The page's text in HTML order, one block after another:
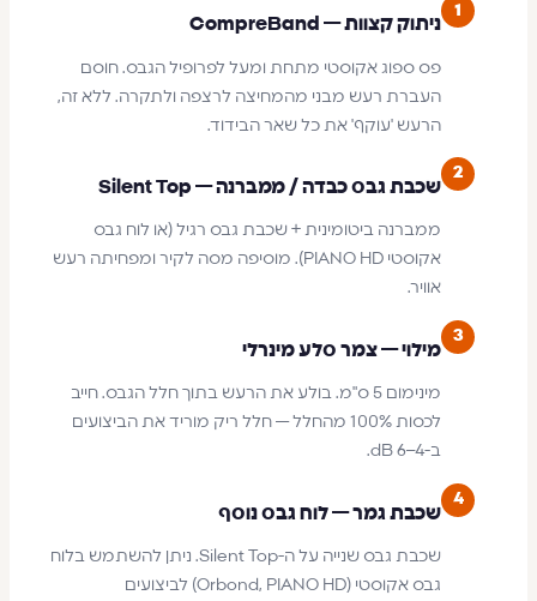
1
ניתוק קצוות — CompreBand
פס ספוג אקוסטי מתחת ומעל לפרופיל הגבס. חוסם
העברת רעש מבני מהמחיצה לרצפה ולתקרה. ללא זה,
הרעש 'עוקף' את כל שאר הבידוד.
2
שכבת גבס כבדה / ממברנה — Silent Top
ממברנה ביטומינית + שכבת גבס רגיל (או לוח גבס
אקוסטי PIANO HD). מוסיפה מסה לקיר ומפחיתה רעש
אוויר.
3
מילוי — צמר סלע מינרלי
מינימום 5 ס"מ. בולע את הרעש בתוך חלל הגבס. חייב
לכסות 100% מהחלל — חלל ריק מוריד את הביצועים
ב-4–6 dB.
4
שכבת גמר — לוח גבס נוסף
שכבת גבס שנייה על ה-Silent Top. ניתן להשתמש בלוח
גבס אקוסטי (Orbond, PIANO HD) לביצועים